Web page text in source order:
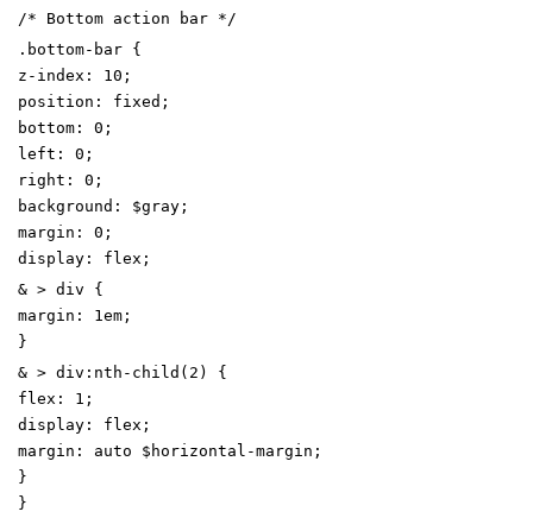
/* Bottom action bar */
. bottom-bar {
z-index : 10 ;
position : fixed ;
bottom : 0 ;
left : 0 ;
right : 0 ;
background : $gray ;
margin : 0 ;
display : flex ;
& > div
{
margin : 1 em ;
}
& > div : nth-child ( 2 )
{
flex : 1 ;
display : flex ;
margin : auto $horizontal-margin ;
}
}